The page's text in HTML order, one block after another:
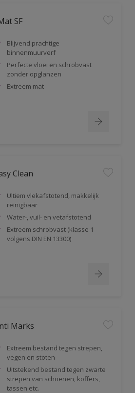
SF
Blijvend prachtige
binnenmuurverf
Perfecte vloei en schrobvast
zonder opglanzen
Extreem mat
Clean
Ultiem vlekafstotend, makkelijk
reinigbaar
Water-, vuil- en vetafstotend
Extreem schrobvast (klasse 1
volgens DIN EN 13300)
Marks
Extreem bestand tegen strepen,
vegen en stoten
Uitstekend bestand tegen zwarte
strepen van schoenen, koffers,
tassen etc.